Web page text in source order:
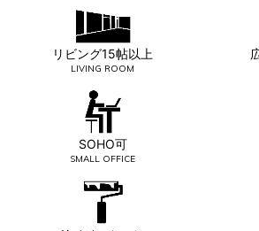
リビング15帖以上
LIVING ROOM
SOHO可
SMALL OFFICE